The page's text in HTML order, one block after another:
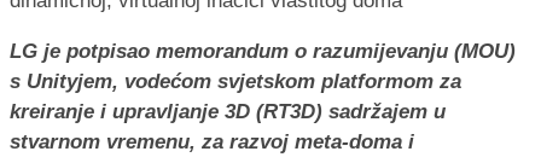
LG je potpisao memorandum o razumijevanju (MOU)
s Unityjem, vodećom svjetskom platformom za
kreiranje i upravljanje 3D (RT3D) sadržajem u
stvarnom vremenu, za razvoj meta-doma i